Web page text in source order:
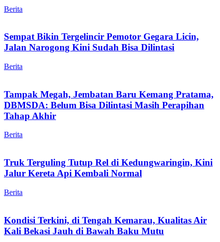
Berita
Sempat Bikin Tergelincir Pemotor Gegara Licin,
Jalan Narogong Kini Sudah Bisa Dilintasi
Berita
Tampak Megah, Jembatan Baru Kemang Pratama,
DBMSDA: Belum Bisa Dilintasi Masih Perapihan
Tahap Akhir
Berita
Truk Terguling Tutup Rel di Kedungwaringin, Kini
Jalur Kereta Api Kembali Normal
Berita
Kondisi Terkini, di Tengah Kemarau, Kualitas Air
Kali Bekasi Jauh di Bawah Baku Mutu